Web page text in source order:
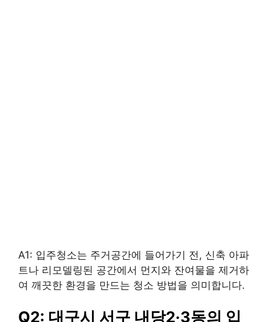
A1: 입주청소는 주거공간에 들어가기 전, 신축 아파
트나 리모델링된 공간에서 먼지와 잔여물을 제거하
여 깨끗한 환경을 만드는 청소 방법을 의미합니다.
Q2: 대구시 서구 내당2·3동의 입